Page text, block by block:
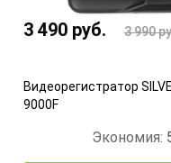
3 490 руб. 3 990
Видеорегистратор
9000F
Экономия: